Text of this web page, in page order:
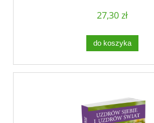
27,30 zł
do koszyka